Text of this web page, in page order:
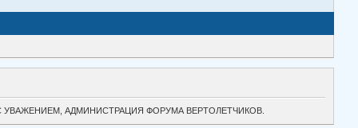
УВАЖЕНИЕМ, АДМИНИСТРАЦИЯ ФОРУМА ВЕРТОЛЕТЧИКОВ.